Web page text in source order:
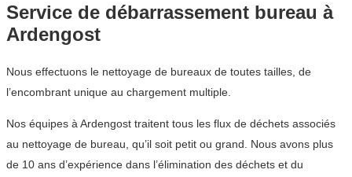
Service de débarrassement bureau à
Ardengost
Nous effectuons le nettoyage de bureaux de toutes tailles, de
l’encombrant unique au chargement multiple.
Nos équipes à Ardengost traitent tous les flux de déchets associés
au nettoyage de bureau, qu’il soit petit ou grand. Nous avons plus
de 10 ans d’expérience dans l’élimination des déchets et du